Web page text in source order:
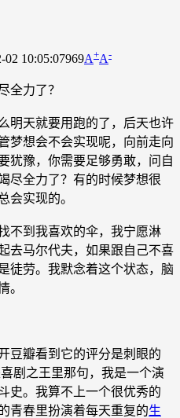
02 10:05:07969A+A-
力了？
天就要用跑的了，后天也许
梦想会不会实现呢，向前走向
犹豫，你需要足够勇敢，问自
尽全力了？有的时候梦想很
会实现的。
到我喜欢的伞，我宁愿淋
去马尔代夫，如果跟自己不喜
徒劳。我默念着这个状态，脑
。
瓣看到它的评分是刺眼的
剧之王里那句，我是一个演
史。我算不上一个很优秀的
青春里扮演着每天重复的生